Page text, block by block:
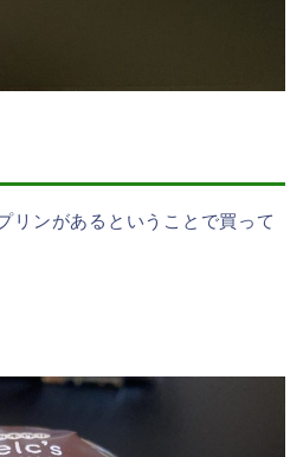
リンがあるということで買って